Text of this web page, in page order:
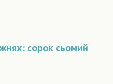
сорок сьомий